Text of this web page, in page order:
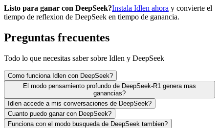
Listo para ganar con DeepSeek?Instala Idlen ahora y convierte el
tiempo de reflexion de DeepSeek en tiempo de ganancia.
Preguntas frecuentes
Todo lo que necesitas saber sobre Idlen y DeepSeek
Como funciona Idlen con DeepSeek?
El modo pensamiento profundo de DeepSeek-R1 genera mas
ganancias?
Idlen accede a mis conversaciones de DeepSeek?
Cuanto puedo ganar con DeepSeek?
Funciona con el modo busqueda de DeepSeek tambien?